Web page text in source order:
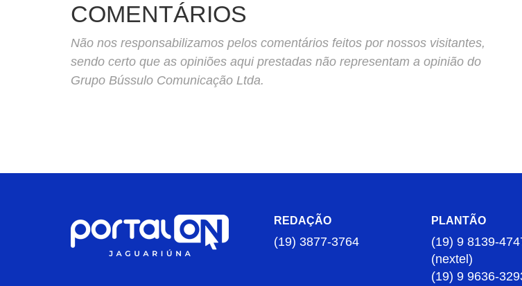
COMENTÁRIOS
Não nos responsabilizamos pelos comentários feitos por nossos visitantes,
sendo certo que as opiniões aqui prestadas não representam a opinião do
Grupo Bússulo Comunicação Ltda.
REDAÇÃO
(19) 3877-3764
PLANTÃO
(19) 9 8139-
(nextel)
(19) 9 9636-